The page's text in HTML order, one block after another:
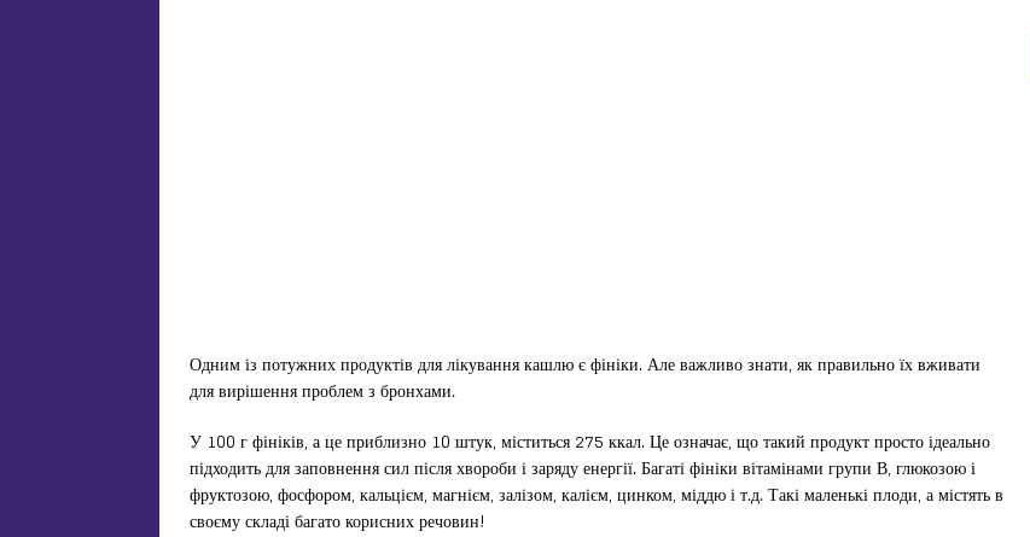
Одним із потужних продуктів для лікування кашлю є фініки. Але важливо знати, як правильно їх вживати
для вирішення проблем з бронхами.
У 100 г фініків, а це приблизно 10 штук, міститься 275 ккал. Це означає, що такий продукт просто ідеально
підходить для заповнення сил після хвороби і заряду енергії. Багаті фініки вітамінами групи В, глюкозою і
фруктозою, фосфором, кальцієм, магнієм, залізом, калієм, цинком, міддю і т.д. Такі маленькі плоди, а містять в
своєму складі багато корисних речовин!